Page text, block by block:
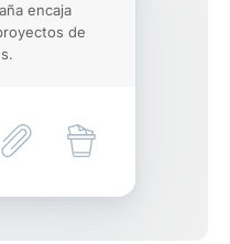
encaja
de